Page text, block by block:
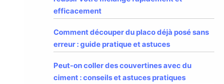
efficacement
Comment découper du placo déjà posé sans
erreur : guide pratique et astuces
Peut-on coller des couvertines avec du
ciment : conseils et astuces pratiques